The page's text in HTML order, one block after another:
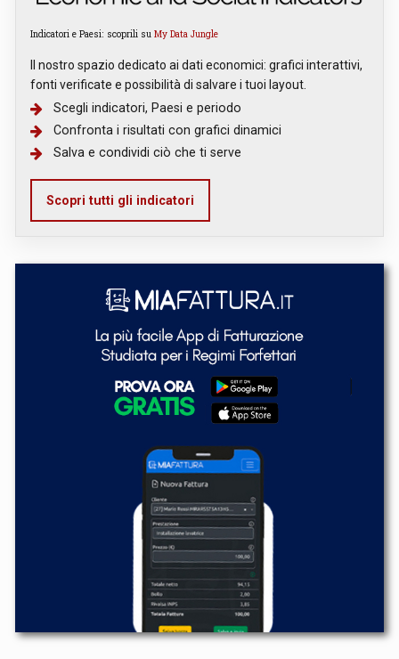
Indicatori e Paesi: scoprili su My Data Jungle
Il nostro spazio dedicato ai dati economici: grafici interattivi,
fonti verificate e possibilità di salvare i tuoi layout.
Scegli indicatori, Paesi e periodo
Confronta i risultati con grafici dinamici
Salva e condividi ciò che ti serve
Scopri tutti gli indicatori